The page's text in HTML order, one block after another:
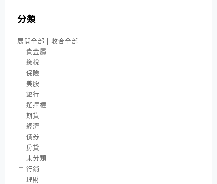
分類
展開全部
收合全部
貴金屬
繳稅
保險
美股
銀行
選擇權
期貨
經濟
債券
房貸
未分類
行銷
理財